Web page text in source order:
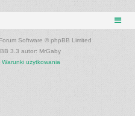
Software © phpBB Limited
3.3 autor: MrGaby
Warunki użytkowania